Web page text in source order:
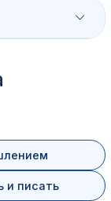
и писать